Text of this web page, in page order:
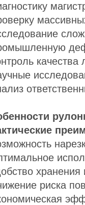
качества
хранения
риска